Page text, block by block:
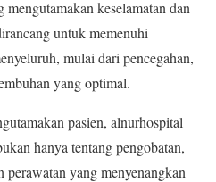
keselamatan dan
untuk memenuhi
mulai dari pencegahan,
yang optimal.
pasien, alnurhospital
hanya tentang pengobatan,
perawatan yang menyenangkan